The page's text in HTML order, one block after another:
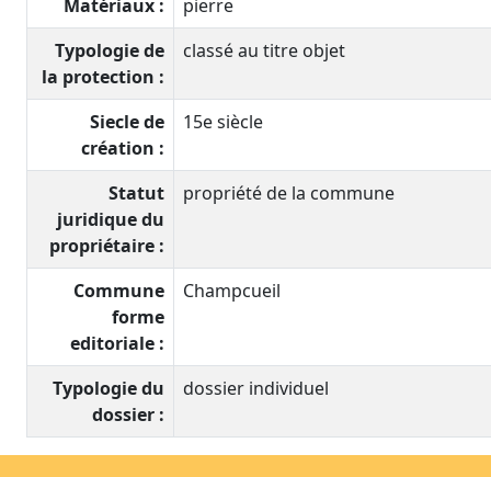
Matériaux :
pierre
Typologie de
la protection :
classé au titre objet
Siecle de
création :
15e siècle
Statut
juridique du
propriétaire :
propriété de la commune
Commune
forme
editoriale :
Champcueil
Typologie du
dossier :
dossier individuel